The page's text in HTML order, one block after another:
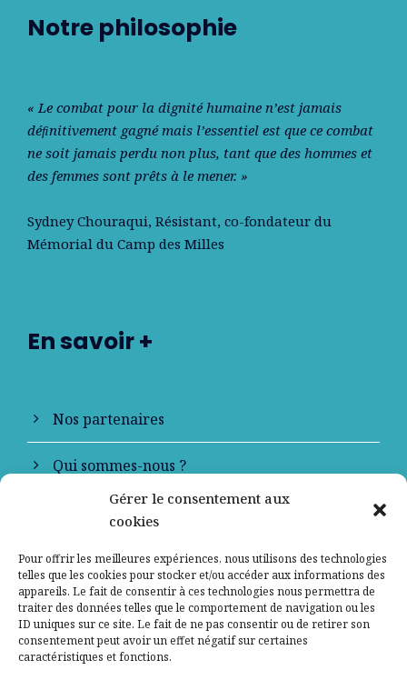
Gérer le consentement aux
cookies
Pour offrir les meilleures expériences, nous utilisons des technologies
telles que les cookies pour stocker et/ou accéder aux informations des
appareils. Le fait de consentir à ces technologies nous permettra de
traiter des données telles que le comportement de navigation ou les
ID uniques sur ce site. Le fait de ne pas consentir ou de retirer son
consentement peut avoir un effet négatif sur certaines
caractéristiques et fonctions.
Notre philosophie
« Le combat pour la dignité humaine n’est jamais
déﬁnitivement gagné mais l’essentiel est que ce combat
ne soit jamais perdu non plus, tant que des hommes et
des femmes sont prêts à le mener. »
Sydney Chouraqui, Résistant, co-fondateur du
Mémorial du Camp des Milles
En savoir +
Nos partenaires
Qui sommes-nous ?
Contactez-nous
Mentions légales
Politique de confidentialité